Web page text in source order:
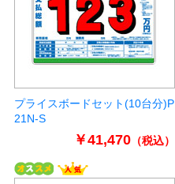
プライスボードセット(10台分)P
21N-S
￥41,470（税込）